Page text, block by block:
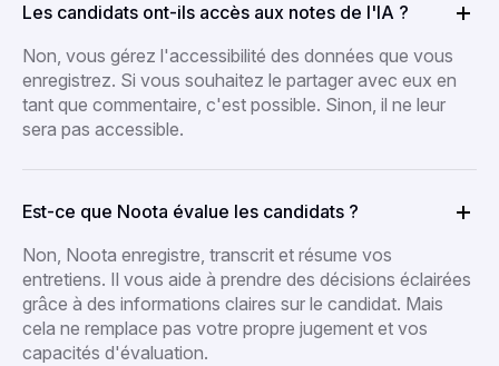
Les candidats ont-ils accès aux notes de l'IA ?
Non, vous gérez l'accessibilité des données que vous
enregistrez. Si vous souhaitez le partager avec eux en
tant que commentaire, c'est possible. Sinon, il ne leur
sera pas accessible.
Est-ce que Noota évalue les candidats ?
Non, Noota enregistre, transcrit et résume vos
entretiens. Il vous aide à prendre des décisions éclairées
grâce à des informations claires sur le candidat. Mais
cela ne remplace pas votre propre jugement et vos
capacités d'évaluation.